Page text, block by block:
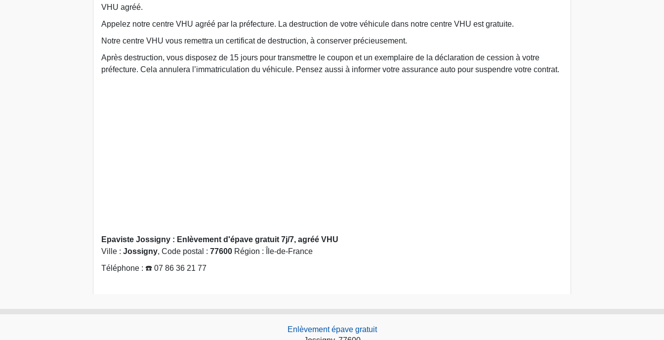
VHU agréé.
Appelez notre centre VHU agréé par la préfecture. La destruction de votre véhicule dans notre centre VHU est gratuite.
Notre centre VHU vous remettra un certificat de destruction, à conserver précieusement.
Après destruction, vous disposez de 15 jours pour transmettre le coupon et un exemplaire de la déclaration de cession à votre
préfecture. Cela annulera l’immatriculation du véhicule. Pensez aussi à informer votre assurance auto pour suspendre votre contrat.
Epaviste Jossigny : Enlèvement d'épave gratuit 7j/7, agréé VHU
Ville : Jossigny, Code postal : 77600 Région : Île-de-France
Téléphone : ☎️ 07 86 36 21 77
Enlèvement épave gratuit